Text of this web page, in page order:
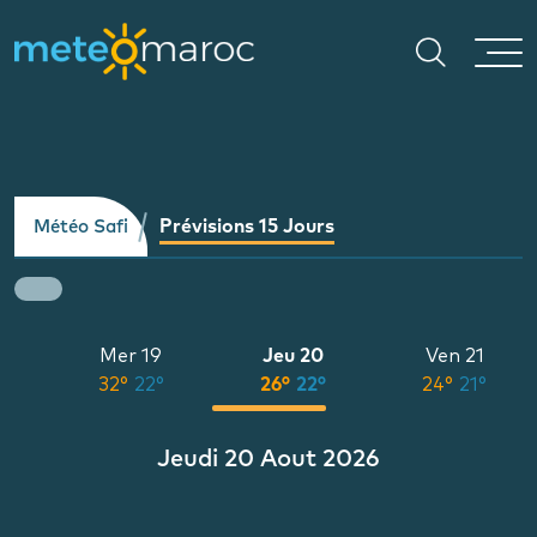
Météo Safi Prévisions 15 Jours
Mer 19
32° 22°
Jeu 20
26° 22°
Ven 21
24° 21°
Jeudi 20 Aout 2026